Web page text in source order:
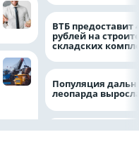
ВТБ предоставит
рублей на
складских
Популяция
леопарда